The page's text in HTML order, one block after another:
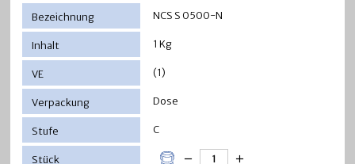
NCS S 0500-N
1 Kg
(1)
Dose
C